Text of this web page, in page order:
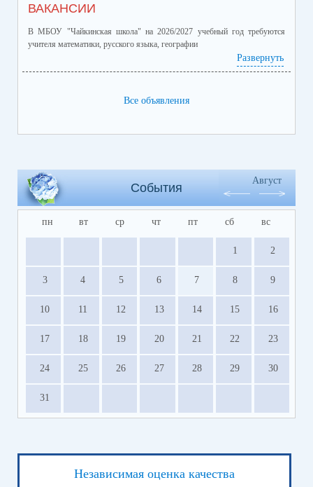
ВАКАНСИИ
В МБОУ "Чайкинская школа" на 2026/2027 учебный год требуются
учителя математики, русского языка, географии
Развернуть
Все объявления
События
Август
пн вт ср чт пт сб вс
1 2
3 4 5 6 7 8 9
10 11 12 13 14 15 16
17 18 19 20 21 22 23
24 25 26 27 28 29 30
31
Независимая оценка качества